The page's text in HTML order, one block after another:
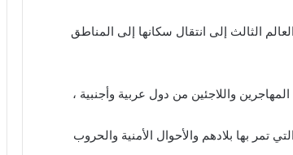
الثالث إلى انتقال سكانها إلى المناطق
واللاجئين من دول عربية وأجنبية ،
تمر بها بلادهم والأحوال الأمنية والحروب